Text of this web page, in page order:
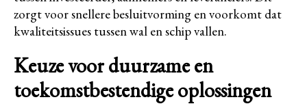
zorgt voor snellere besluitvorming en voorkomt dat
kwaliteitsissues tussen wal en schip vallen.
Keuze voor duurzame en
toekomstbestendige oplossingen